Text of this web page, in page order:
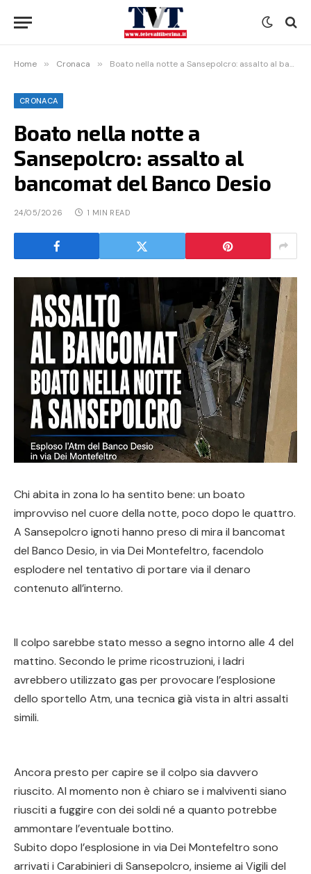
Home » Cronaca » Boato nella notte a Sansepolcro: assalto al bancomat del Banco Desio
CRONACA
Boato nella notte a
Sansepolcro: assalto al
bancomat del Banco Desio
24/05/2026 1 MIN READ
Chi abita in zona lo ha sentito bene: un boato
improvviso nel cuore della notte, poco dopo le quattro.
A Sansepolcro ignoti hanno preso di mira il bancomat
del Banco Desio, in via Dei Montefeltro, facendolo
esplodere nel tentativo di portare via il denaro
contenuto all’interno.
Il colpo sarebbe stato messo a segno intorno alle 4 del
mattino. Secondo le prime ricostruzioni, i ladri
avrebbero utilizzato gas per provocare l’esplosione
dello sportello Atm, una tecnica già vista in altri assalti
simili.
Ancora presto per capire se il colpo sia davvero
riuscito. Al momento non è chiaro se i malviventi siano
riusciti a fuggire con dei soldi né a quanto potrebbe
ammontare l’eventuale bottino.
Subito dopo l’esplosione in via Dei Montefeltro sono
arrivati i Carabinieri di Sansepolcro, insieme ai Vigili del